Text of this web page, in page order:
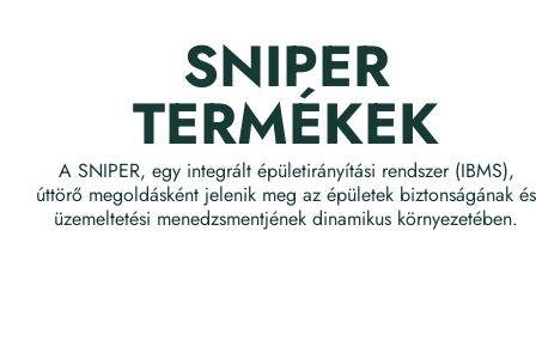
SNIPER
TERMÉKEK
A SNIPER, egy integrált épületirányítási rendszer (IBMS),
úttörő megoldásként jelenik meg az épületek biztonságának és
üzemeltetési menedzsmentjének dinamikus környezetében.